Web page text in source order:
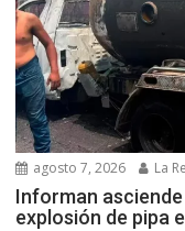
agosto 7, 2026 La
Informan
explosión de pipa